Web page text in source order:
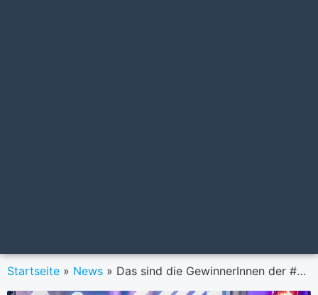
Startseite » News » Das sind die GewinnerInnen der #MOI2024 Talent und Startup Awards